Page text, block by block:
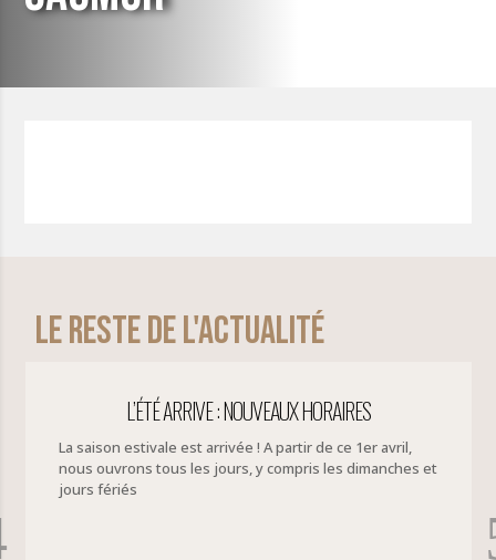
Le reste de l'actualité
L’ÉTÉ ARRIVE : NOUVEAUX HORAIRES
La saison estivale est arrivée ! A partir de ce 1er avril,
nous ouvrons tous les jours, y compris les dimanches et
jours fériés